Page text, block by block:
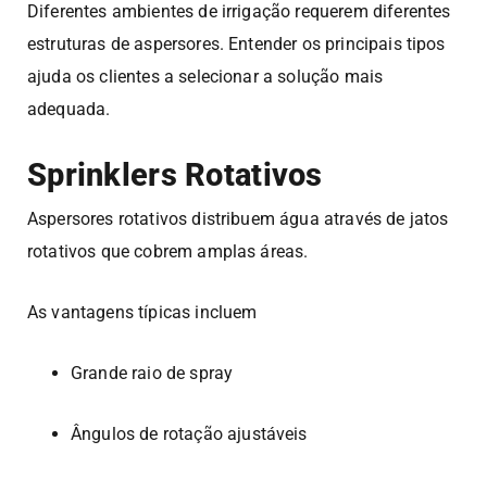
Diferentes ambientes de irrigação requerem diferentes
estruturas de aspersores. Entender os principais tipos
ajuda os clientes a selecionar a solução mais
adequada.
Sprinklers Rotativos
Aspersores rotativos distribuem água através de jatos
rotativos que cobrem amplas áreas.
As vantagens típicas incluem
Grande raio de spray
Ângulos de rotação ajustáveis